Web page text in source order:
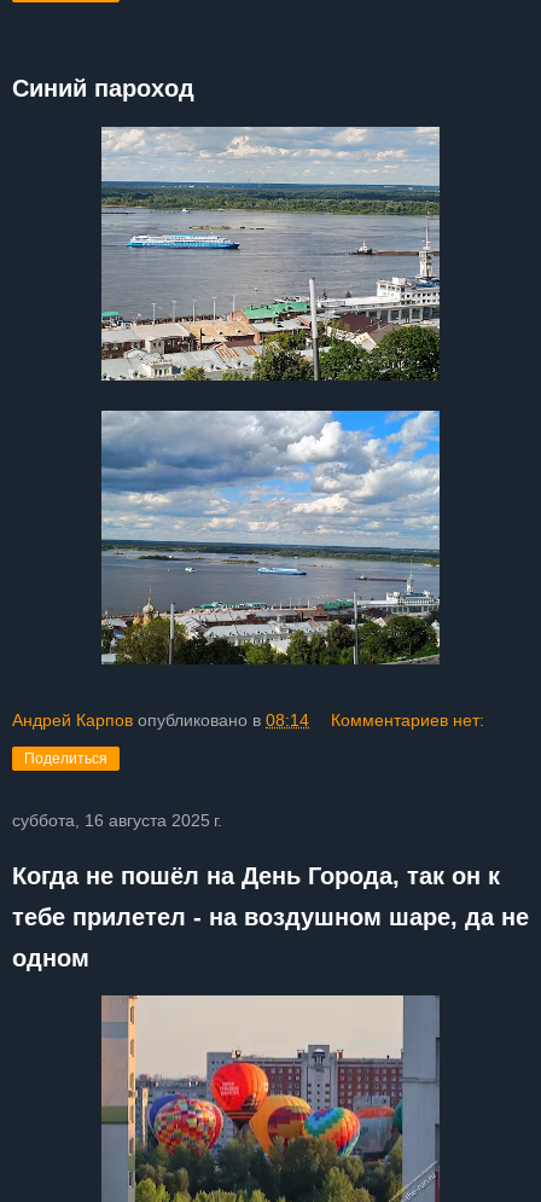
Синий пароход
Андрей Карпов опубликовано в 08:14 Комментариев нет:
Поделиться
суббота, 16 августа 2025 г.
Когда не пошёл на День Города, так он к
тебе прилетел - на воздушном шаре, да не
одном